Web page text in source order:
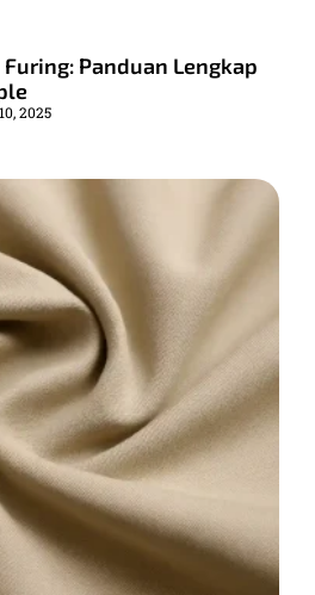
Panduan Lengkap
2025